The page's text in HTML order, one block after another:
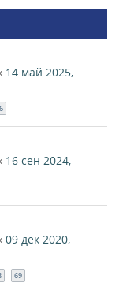
14 май 2025,
6
16 сен 2024,
09 дек 2020,
69